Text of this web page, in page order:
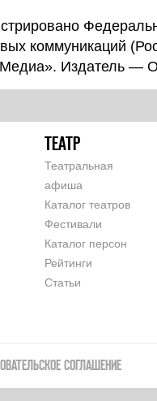
коммуникаций
Издатель —
ТЕАТР
Театральная
афиша
Каталог театров
Фестивали
Каталог персон
Рейтинги
Статьи
СОГЛАШЕНИЕ